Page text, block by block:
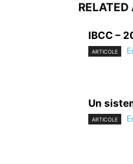
RELATED
IBCC –
ARTICOLE
Un
ARTICOLE